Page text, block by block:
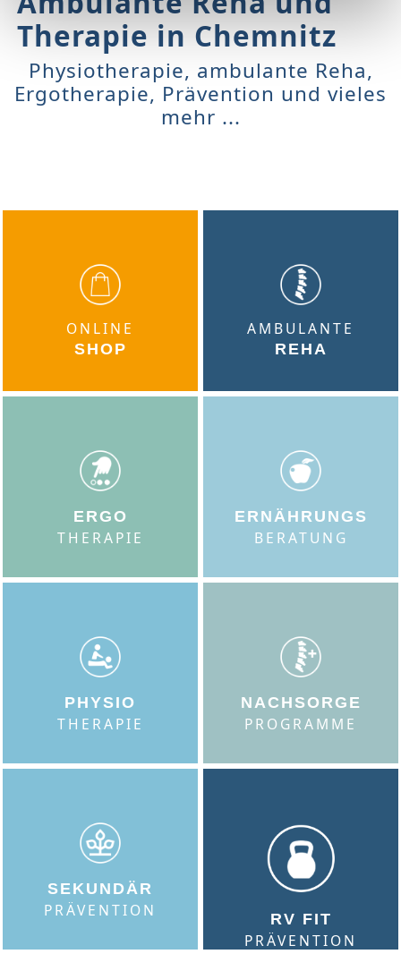
haben oder die sie im Rahmen Ihrer Nutzung der Dienste
gesammelt haben.
Therapie in Chemnitz
Physiotherapie, ambulante Reha,
Ergotherapie, Prävention und vieles
mehr ...
ONLINE
SHOP
AMBULANTE
REHA
ERGO
THERAPIE
ERNÄHRUNGS
BERATUNG
PHYSIO
THERAPIE
NACHSORGE
PROGRAMME
SEKUNDÄR
PRÄVENTION RV FIT
PRÄVENTION